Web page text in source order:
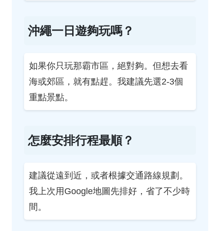
沖繩一日遊夠玩嗎？
如果你只玩那霸市區，絕對夠。但想去看
海或郊區，就有點趕。我建議先選2-3個
重點景點。
怎麼安排行程最順？
建議從遠到近，或者根據交通路線規劃。
我上次用Google地圖先排好，省了不少時
間。